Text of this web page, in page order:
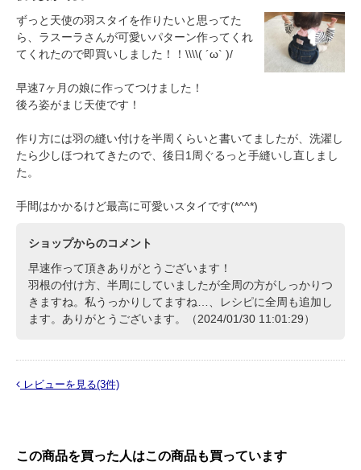
ずっと天使の羽スタイを作りたいと思ってた
ら、ラスーラさんが可愛いパターン作ってくれ
てくれたので即買いしました！！\\\\( ´ω` )/
早速7ヶ月の娘に作ってつけました！
後ろ姿がまじ天使です！
作り方には羽の縫い付けを半周くらいと書いてましたが、洗濯し
たら少しほつれてきたので、後日1周ぐるっと手縫いし直しまし
た。
手間はかかるけど最高に可愛いスタイです(*^^*)
ショップからのコメント
早速作って頂きありがとうございます！
羽根の付け方、半周にしていましたが全周の方がしっかりつ
きますね。私うっかりしてますね…、レシピに全周も追加し
ます。ありがとうございます。（2024/01/30 11:01:29）
レビューを見る(3件)
この商品を買った人はこの商品も買っています